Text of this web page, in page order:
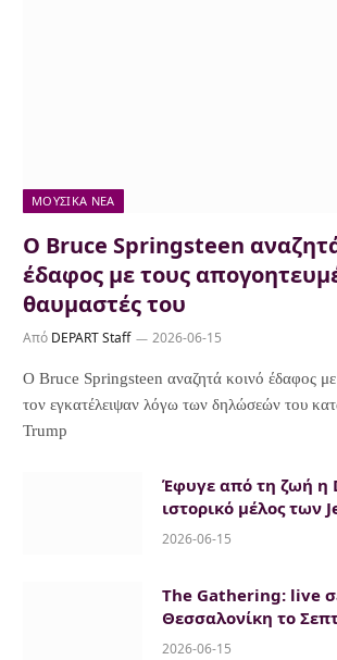
ΜΟΥΣΙΚΆ ΝΈΑ
Ο Bruce Springsteen
έδαφος με τους
θαυμαστές του
Από DEPART Staff 2026-06-15
Ο Bruce Springsteen αναζητά κοινό έδαφος
τον εγκατέλειψαν λόγω των δηλώσεών του
Trump
Έφυγε από τη ζωή η
ιστορικό μέλος των
2026-06-15
The Gathering: live
Θεσσαλονίκη το
2026-06-15